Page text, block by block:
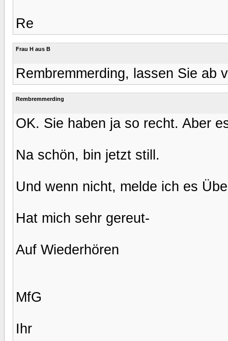
Re
Frau H aus B
Rembremmerding, lassen Sie ab
Rembremmerding
OK. Sie haben ja so recht. Aber
Na schön, bin jetzt still.
Und wenn nicht, melde ich es
Hat mich sehr gereut-
Auf Wiederhören
MfG
Ihr